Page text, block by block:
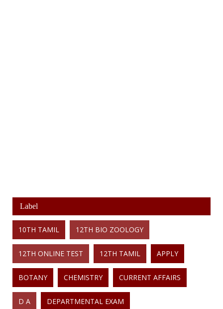
Label
10TH TAMIL 12TH BIO ZOOLOGY
12TH ONLINE TEST 12TH TAMIL APPLY
BOTANY CHEMISTRY CURRENT AFFAIRS
D A DEPARTMENTAL EXAM